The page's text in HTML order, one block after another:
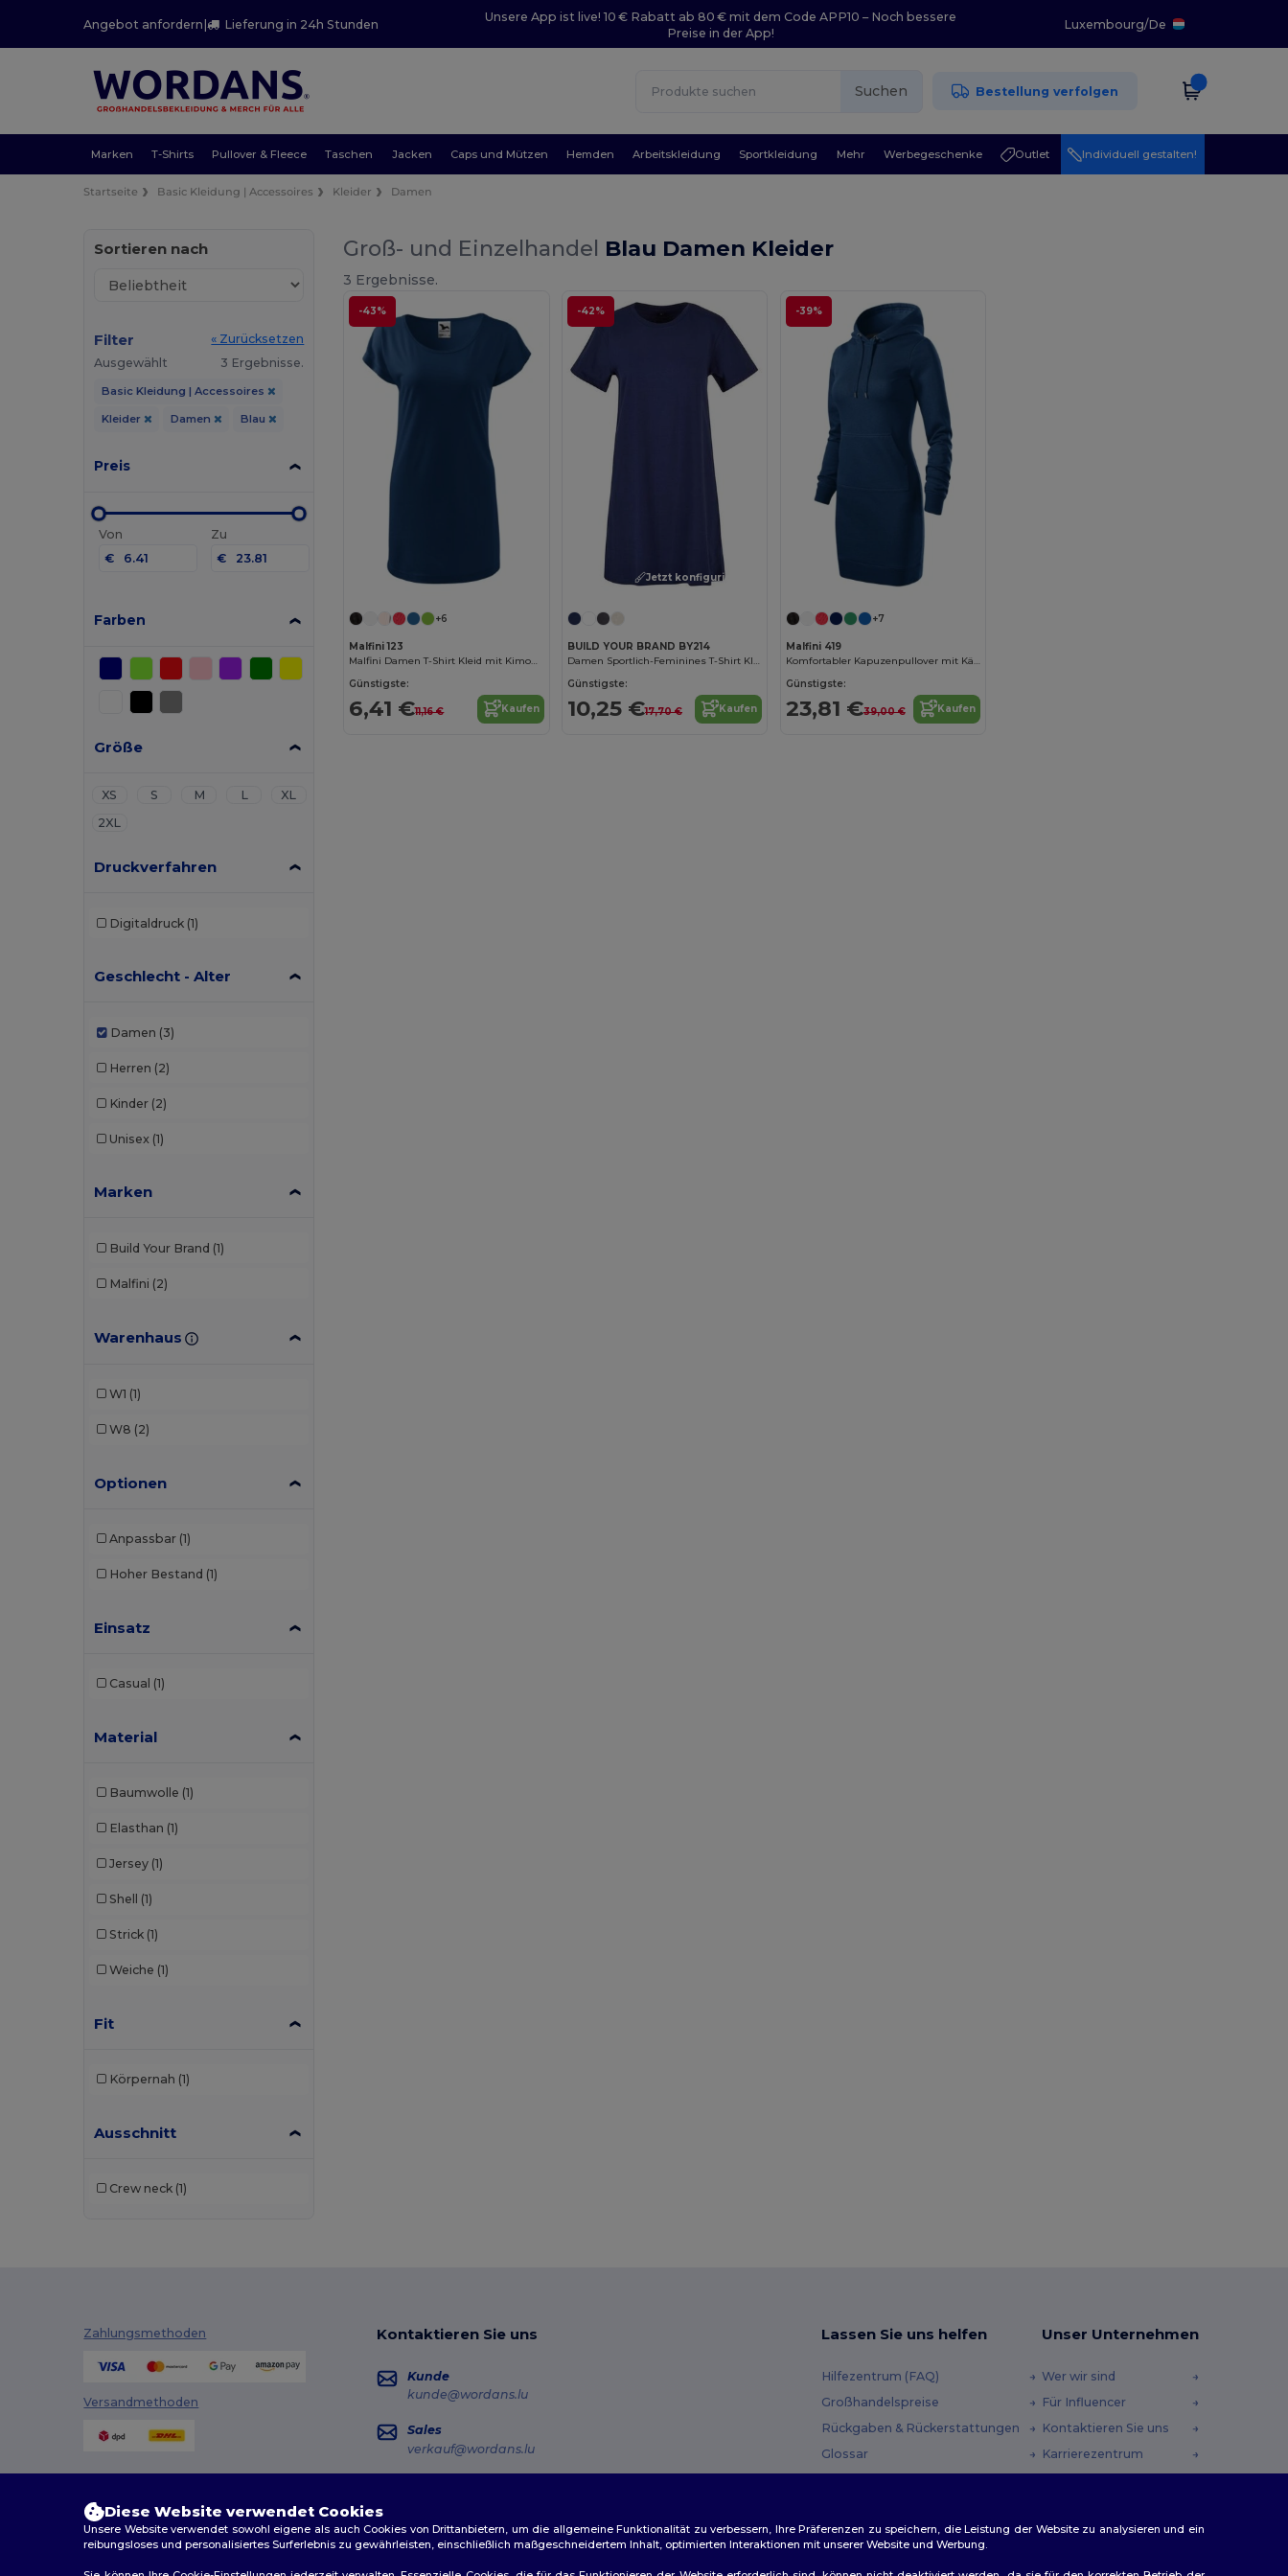
Angebot anfordern| Lieferung in 24h Stunden
Unsere App ist live! 10 € Rabatt ab 80 € mit dem Code APP10 – Noch bessere
Preise in der App!
Luxembourg/De
Suchen Bestellung verfolgen
Marken T-Shirts Pullover & Fleece Taschen Jacken Caps und Mützen Hemden Arbeitskleidung Sportkleidung Mehr Werbegeschenke Outlet Individuell gestalten!
Startseite Basic Kleidung | Accessoires Kleider Damen
Sortieren nach
Filter
« Zurücksetzen
Ausgewählt
3 Ergebnisse.
Basic Kleidung | Accessoires
Kleider Damen Blau
Preis
Von
€
Zu
€
Farben
Größe
XS S M L
XL
2XL
Druckverfahren
Digitaldruck (1)
Geschlecht - Alter
Damen (3)
Herren (2)
Kinder (2)
Unisex (1)
Marken
Build Your Brand (1)
Malfini (2)
Warenhaus
W1 (1)
W8 (2)
Optionen
Anpassbar (1)
Hoher Bestand (1)
Einsatz
Casual (1)
Material
Baumwolle (1)
Elasthan (1)
Jersey (1)
Shell (1)
Strick (1)
Weiche (1)
Fit
Körpernah (1)
Ausschnitt
Crew neck (1)
Groß- und Einzelhandel Blau Damen Kleider
3 Ergebnisse.
-43%
+6
Malfini 123
Malfini Damen T-Shirt Kleid mit Kimonoärmeln
Günstigste:
6,41 €11,16 € Kaufen
-42%
Jetzt konfigurieren!
BUILD YOUR BRAND BY214
Damen Sportlich-Feminines T-Shirt Kleid
Günstigste:
10,25 €17,70 € Kaufen
-39%
+7
Malfini 419
Komfortabler Kapuzenpullover mit Kängurutasche
Günstigste:
23,81 €39,00 € Kaufen
Zahlungsmethoden
Versandmethoden
Kontaktieren Sie uns
Kunde
kunde@wordans.lu
Sales
verkauf@wordans.lu
Lassen Sie uns helfen
Hilfezentrum (FAQ)
Großhandelspreise
Rückgaben & Rückerstattungen
Glossar
Unser Unternehmen
Wer wir sind
Für Influencer
Kontaktieren Sie uns
Karrierezentrum
Diese Website verwendet Cookies
Unsere Website verwendet sowohl eigene als auch Cookies von Drittanbietern, um die allgemeine Funktionalität zu verbessern, Ihre Präferenzen zu speichern, die Leistung der Website zu analysieren und ein
reibungsloses und personalisiertes Surferlebnis zu gewährleisten, einschließlich maßgeschneidertem Inhalt, optimierten Interaktionen mit unserer Website und Werbung.